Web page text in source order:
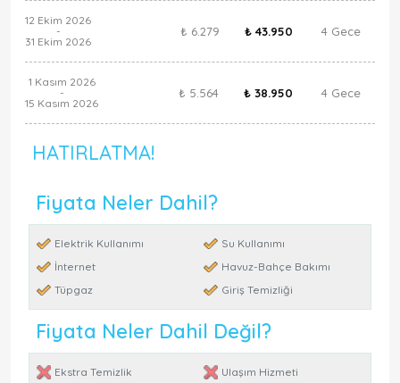
12 Ekim 2026
-
31 Ekim 2026
₺ 6.279 ₺ 43.950 4 Gece
1 Kasım 2026
-
15 Kasım 2026
₺ 5.564 ₺ 38.950 4 Gece
HATIRLATMA!
Fiyata Neler Dahil?
Elektrik Kullanımı
Su Kullanımı
İnternet
Havuz-Bahçe Bakımı
Tüpgaz
Giriş Temizliği
Fiyata Neler Dahil Değil?
Ekstra Temizlik
Ulaşım Hizmeti